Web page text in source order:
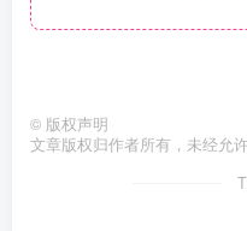
© 版权声明
文章版权归作者所有，未经允许